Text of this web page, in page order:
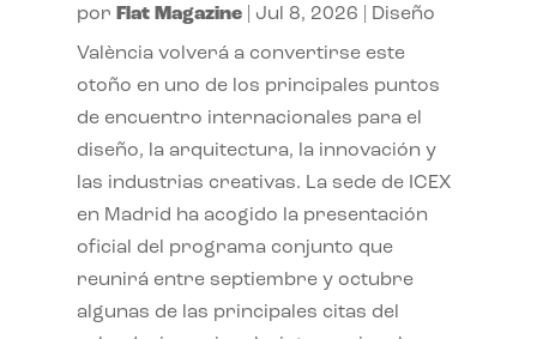
por Flat Magazine| Jul 8, 2026 Diseño
València volverá a convertirse este
otoño en uno de los principales puntos
de encuentro internacionales para el
diseño, la arquitectura, la innovación y
las industrias creativas. La sede de ICEX
en Madrid ha acogido la presentación
oficial del programa conjunto que
reunirá entre septiembre y octubre
algunas de las principales citas del